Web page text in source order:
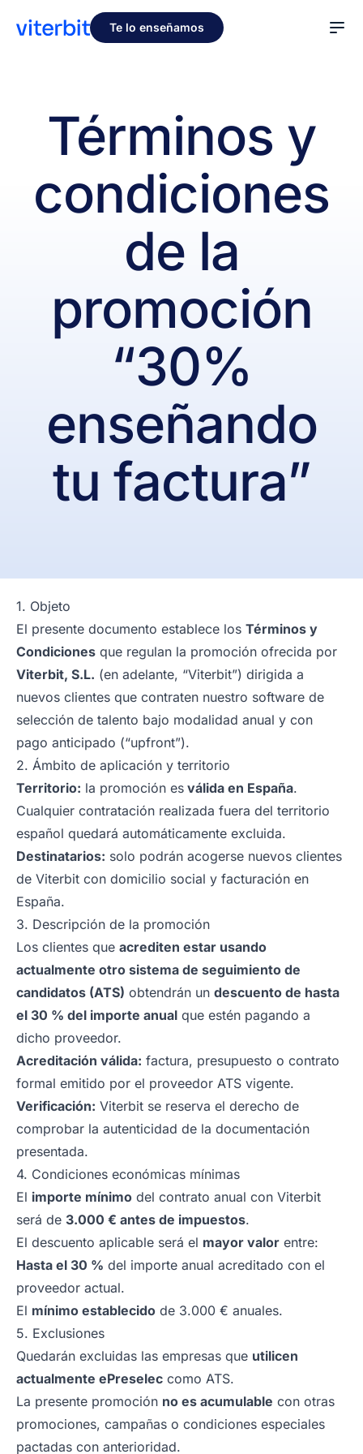
Te lo enseñamos
Términos y
condiciones
de la
promoción
“30%
enseñando
tu factura”
1. Objeto
El presente documento establece los Términos y
Condiciones que regulan la promoción ofrecida por
Viterbit, S.L. (en adelante, “Viterbit”) dirigida a
nuevos clientes que contraten nuestro software de
selección de talento bajo modalidad anual y con
pago anticipado (“upfront”).
2. Ámbito de aplicación y territorio
Territorio: la promoción es válida en España.
Cualquier contratación realizada fuera del territorio
español quedará automáticamente excluida.
Destinatarios: solo podrán acogerse nuevos clientes
de Viterbit con domicilio social y facturación en
España.
3. Descripción de la promoción
Los clientes que acrediten estar usando
actualmente otro sistema de seguimiento de
candidatos (ATS) obtendrán un descuento de hasta
el 30 % del importe anual que estén pagando a
dicho proveedor.
Acreditación válida: factura, presupuesto o contrato
formal emitido por el proveedor ATS vigente.
Verificación: Viterbit se reserva el derecho de
comprobar la autenticidad de la documentación
presentada.
4. Condiciones económicas mínimas
El importe mínimo del contrato anual con Viterbit
será de 3.000 € antes de impuestos.
El descuento aplicable será el mayor valor entre:
Hasta el 30 % del importe anual acreditado con el
proveedor actual.
El mínimo establecido de 3.000 € anuales.
5. Exclusiones
Quedarán excluidas las empresas que utilicen
actualmente ePreselec como ATS.
La presente promoción no es acumulable con otras
promociones, campañas o condiciones especiales
pactadas con anterioridad.